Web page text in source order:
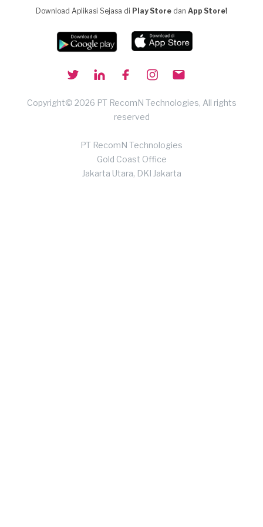
Download Aplikasi Sejasa di Play Store dan App Store!
Copyright© 2026 PT RecomN Technologies, All rights
reserved
PT RecomN Technologies
Gold Coast Office
Jakarta Utara, DKI Jakarta